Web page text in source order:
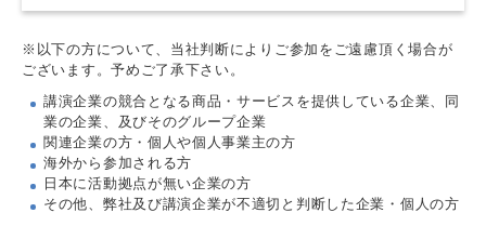
※以下の方について、当社判断によりご参加をご遠慮頂く場合が
ございます。予めご了承下さい。
講演企業の競合となる商品・サービスを提供している企業、同
業の企業、及びそのグループ企業
関連企業の方・個人や個人事業主の方
海外から参加される方
日本に活動拠点が無い企業の方
その他、弊社及び講演企業が不適切と判断した企業・個人の方